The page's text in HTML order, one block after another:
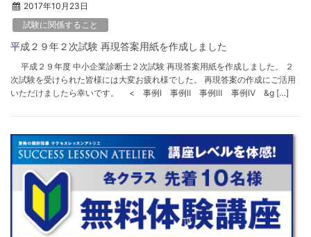
2017年10月23日
試験に関係すること
平成２９年２次試験 再現答案用紙を作成しました
平成２９年度 中小企業診断士２次試験 再現答案用紙を作成しました。 ２
次試験を受けられた皆様には大変お疲れ様でした。 再現答案の作成にご活用
いただけましたら幸いです。 < 事例Ⅰ 事例Ⅱ 事例Ⅲ 事例Ⅳ &g […]